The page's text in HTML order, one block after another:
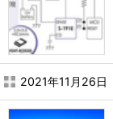
2021年11月26日